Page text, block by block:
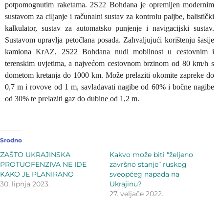
potpomognutim raketama. 2S22 Bohdana je opremljen modernim
sustavom za ciljanje i računalni sustav za kontrolu paljbe, balistički
kalkulator, sustav za automatsko punjenje i navigacijski sustav.
Sustavom upravlja petočlana posada. Zahvaljujući korištenju šasije
kamiona KrAZ, 2S22 Bohdana nudi mobilnost u cestovnim i
terenskim uvjetima, a najvećom cestovnom brzinom od 80 km/h s
dometom kretanja do 1000 km. Može prelaziti okomite zapreke do
0,7 m i rovove od 1 m, savladavati nagibe od 60% i bočne nagibe
od 30% te prelaziti gaz do dubine od 1,2 m.
Srodno
ZAŠTO UKRAJINSKA
PROTUOFENZIVA NE IDE
KAKO JE PLANIRANO
30. lipnja 2023.
Kakvo može biti “željeno
završno stanje” ruskog
sveopćeg napada na
Ukrajinu?
27. veljače 2022.